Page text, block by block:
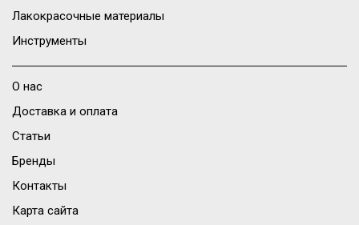
Лакокрасочные материалы
Инструменты
О нас
Доставка и оплата
Статьи
Бренды
Контакты
Карта сайта